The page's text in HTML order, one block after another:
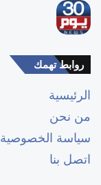
روابط تهمك
الرئيسية
من نحن
سياسة الخصوصية
اتصل بنا